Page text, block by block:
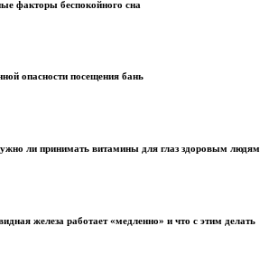
факторы беспокойного сна
опасности посещения бань
ли принимать витамины для глаз здоровым людям
железа работает «медленно» и что с этим делать